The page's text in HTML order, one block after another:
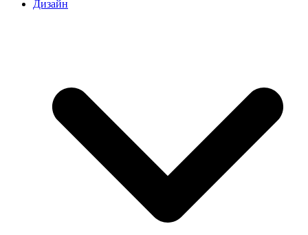
Дизайн